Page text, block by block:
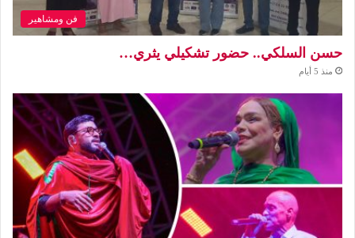
فن ومشاهير
حسن السلكي.. حضور تشكيلي يثري…
منذ 5 أيام